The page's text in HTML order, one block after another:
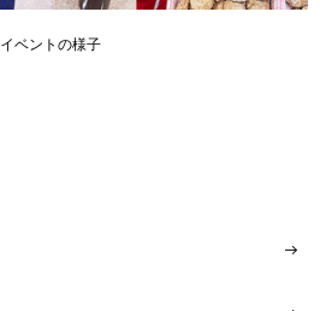
イベントの様子